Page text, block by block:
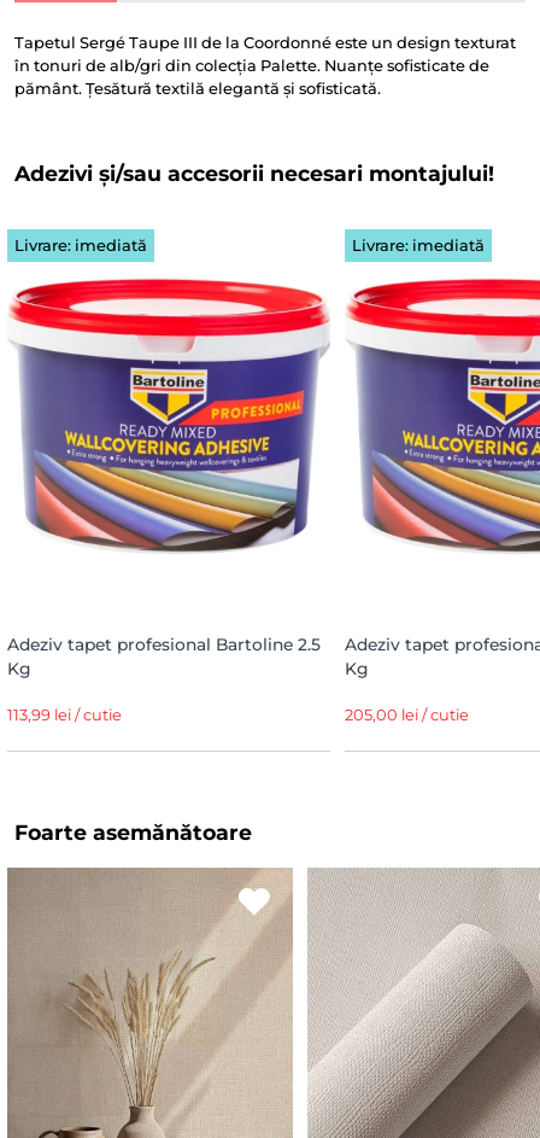
Tapetul Sergé Taupe III de la Coordonné este un design texturat
în tonuri de alb/gri din colecția Palette. Nuanțe sofisticate de
pământ. Țesătură textilă elegantă și sofisticată.
Adezivi și/sau accesorii necesari montajului!
Livrare: imediată
Adeziv tapet profesional Bartoline 2.5
Kg
113,99 lei / cutie
Livrare: imediată
Adeziv tapet
Kg
205,00 lei / cutie
Foarte asemănătoare